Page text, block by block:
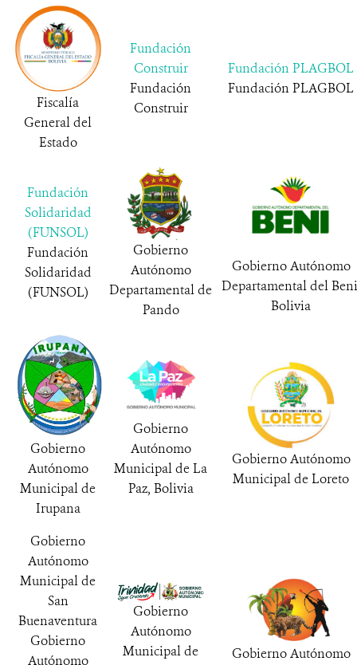
Fiscalía
General del
Estado
Fundación
Construir
Fundación
Construir
Fundación PLAGBOL
Fundación PLAGBOL
Fundación
Solidaridad
(FUNSOL)
Fundación
Solidaridad
(FUNSOL)
Gobierno
Autónomo
Departamental de
Pando
Gobierno Autónomo
Departamental del
Bolivia
Gobierno
Autónomo
Municipal de
Irupana
Gobierno
Autónomo
Municipal de La
Paz, Bolivia
Gobierno Autónomo
Municipal de Loreto
Gobierno
Autónomo
Municipal de
San
Buenaventura
Gobierno
Autónomo
Gobierno
Autónomo
Municipal de
Gobierno Autónomo